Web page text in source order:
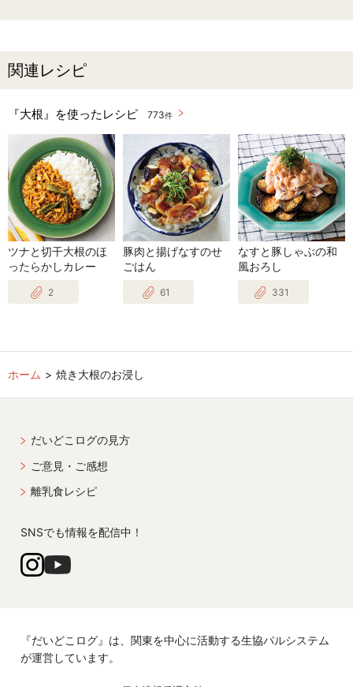
関連レシピ
『大根』を使ったレシピ 773件
ツナと切干大根のほ
ったらかしカレー
2
豚肉と揚げなすのせ
ごはん
61
なすと豚しゃぶの和
風おろし
331
ホーム 焼き大根のお浸し
だいどこログの見方
ご意見・ご感想
離乳食レシピ
SNSでも情報を配信中！
『だいどこログ』は、関東を中心に活動する生協パルシステム
が運営しています。